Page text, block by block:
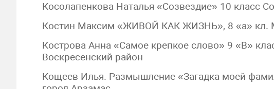
Косолапенкова Наталья «Созвездие» 10 класс
Костин Максим «ЖИВОЙ КАК ЖИЗНЬ», 8 «а» кл.
Кострова Анна «Самое крепкое слово» 9 «В»
Воскресенский район
Кощеев Илья. Размышление «Загадка моей